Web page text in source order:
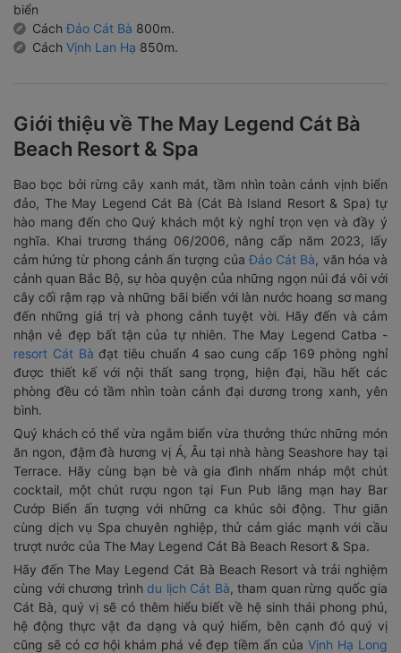
biển
CáchĐảo Cát Bà 800m.
Cách Vịnh Lan Hạ 850m.
Giới thiệu về The May Legend Cát Bà
Beach Resort & Spa
Bao bọc bởi rừng cây xanh mát, tầm nhìn toàn cảnh vịnh biển
đảo, The May Legend Cát Bà (Cát Bà Island Resort & Spa) tự
hào mang đến cho Quý khách một kỳ nghỉ trọn vẹn và đầy ý
nghĩa. Khai trương tháng 06/2006, nâng cấp năm 2023, lấy
cảm hứng từ phong cảnh ấn tượng củaĐảo Cát Bà, văn hóa và
cảnh quan Bắc Bộ, sự hòa quyện của những ngọn núi đá vôi với
cây cối rậm rạp và những bãi biển với làn nước hoang sơ mang
đến những giá trị và phong cảnh tuyệt vời. Hãy đến và cảm
nhận vẻ đẹp bất tận của tự nhiên. The May Legend Catba -
resort Cát Bà đạt tiêu chuẩn 4 sao cung cấp 169 phòng nghỉ
được thiết kế với nội thất sang trọng, hiện đại, hầu hết các
phòng đều có tầm nhìn toàn cảnh đại dương trong xanh, yên
bình.
Quý khách có thể vừa ngắm biển vừa thưởng thức những món
ăn ngon, đậm đà hương vị Á, Âu tại nhà hàng Seashore hay tại
Terrace. Hãy cùng bạn bè và gia đình nhấm nháp một chút
cocktail, một chút rượu ngon tại Fun Pub lãng mạn hay Bar
Cướp Biển ấn tượng với những ca khúc sôi động. Thư giãn
cùng dịch vụ Spa chuyên nghiệp, thử cảm giác mạnh với cầu
trượt nước của The May Legend Cát Bà Beach Resort & Spa.
Hãy đến The May Legend Cát Bà Beach Resort và trải nghiệm
cùng với chương trình du lịch Cát Bà, tham quan rừng quốc gia
Cát Bà, quý vị sẽ có thêm hiểu biết về hệ sinh thái phong phú,
hệ động thực vật đa dạng và quý hiếm, bên cạnh đó quý vị
cũng sẽ có cơ hội khám phá vẻ đẹp tiềm ẩn củaVịnh Hạ Long